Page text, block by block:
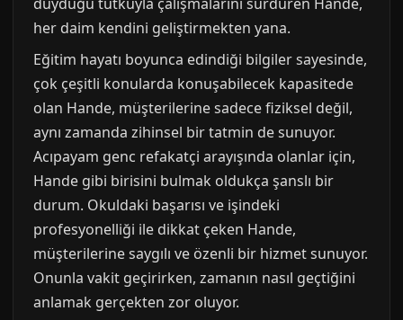
her daim kendini geliştirmekten yana.
Eğitim hayatı boyunca edindiği bilgiler sayesinde,
çok çeşitli konularda konuşabilecek kapasitede
olan Hande, müşterilerine sadece fiziksel değil,
aynı zamanda zihinsel bir tatmin de sunuyor.
Acıpayam genc refakatçi arayışında olanlar için,
Hande gibi birisini bulmak oldukça şanslı bir
durum. Okuldaki başarısı ve işindeki
profesyonelliği ile dikkat çeken Hande,
müşterilerine saygılı ve özenli bir hizmet sunuyor.
Onunla vakit geçirirken, zamanın nasıl geçtiğini
anlamak gerçekten zor oluyor.